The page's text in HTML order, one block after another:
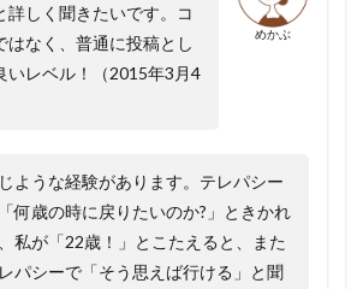
めかぶ
しく聞きたいです。コ
はなく、普通に投稿とし
いレベル！（2015年3月4
ような経験があります。テレパシー
何歳の時に戻りたいのか?」ときかれ
私が「22歳！」とこたえると、また
パシーで「そう思えば行ける」と聞